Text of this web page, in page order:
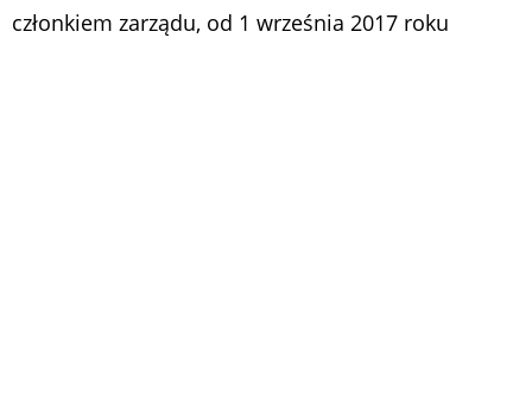
członkiem zarządu, od 1 września 2017 roku